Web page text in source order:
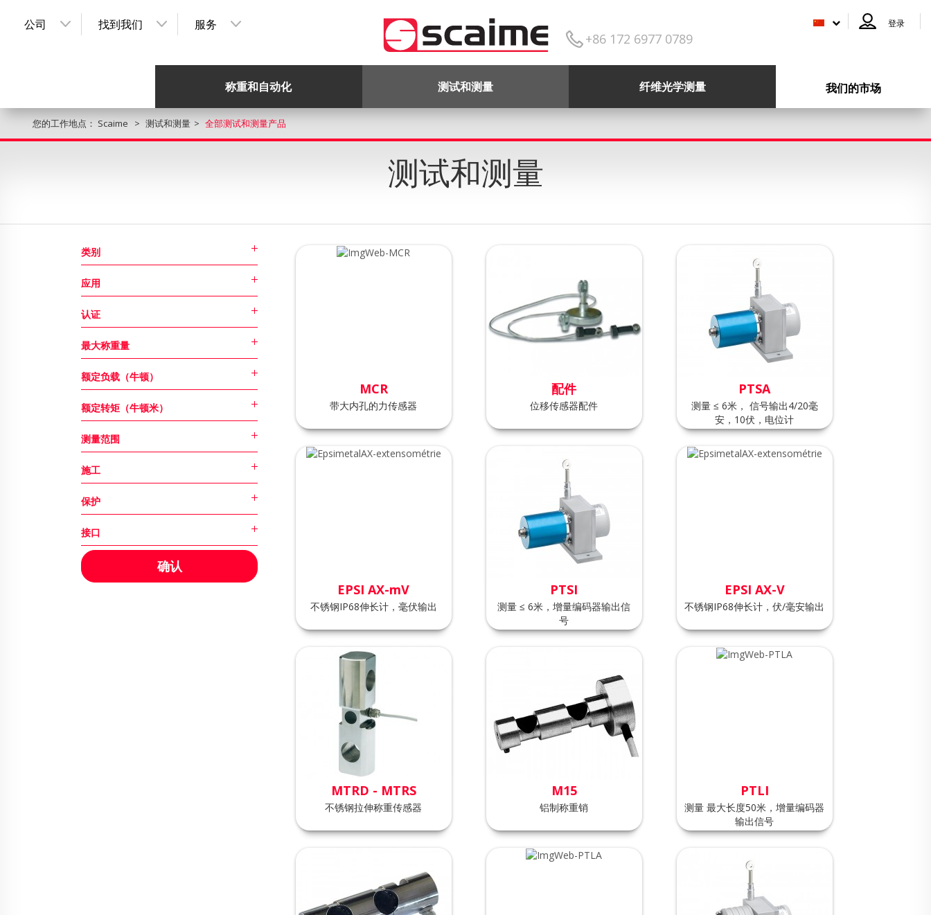
公司 找到我们 服务
+86 172 6977 0789
登录
称重和自动化 测试和测量 纤维光学测量 我们的市场
您的工作地点： Scaime 测试和测量 全部测试和测量产品
测试和测量
类别
应用
认证
最大称重量
额定负载（牛顿）
额定转矩（牛顿米）
测量范围
施工
保护
接口
MCR
带大内孔的力传感器
配件
位移传感器配件
PTSA
测量 ≤ 6米， 信号输出4/20毫
安，10伏，电位计
EPSI AX-mV
不锈钢IP68伸长计，毫伏输出
PTSI
测量 ≤ 6米，增量编码器输出信
号
EPSI AX-V
不锈钢IP68伸长计，伏/毫安输出
MTRD - MTRS
不锈钢拉伸称重传感器
M15
铝制称重销
PTLI
测量 最大长度50米，增量编码器
输出信号